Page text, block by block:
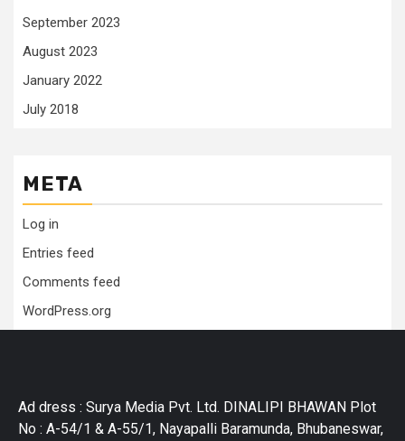
September 2023
August 2023
January 2022
July 2018
META
Log in
Entries feed
Comments feed
WordPress.org
Ad dress : Surya Media Pvt. Ltd. DINALIPI BHAWAN Plot
No : A-54/1 & A-55/1, Nayapalli Baramunda, Bhubaneswar,